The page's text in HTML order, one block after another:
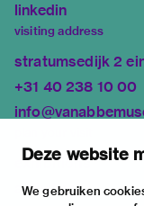
Deze website
We gebruiken
linkedin
visiting address
stratumsedijk 2
+31 40 238 10 00
exhibitions
activities